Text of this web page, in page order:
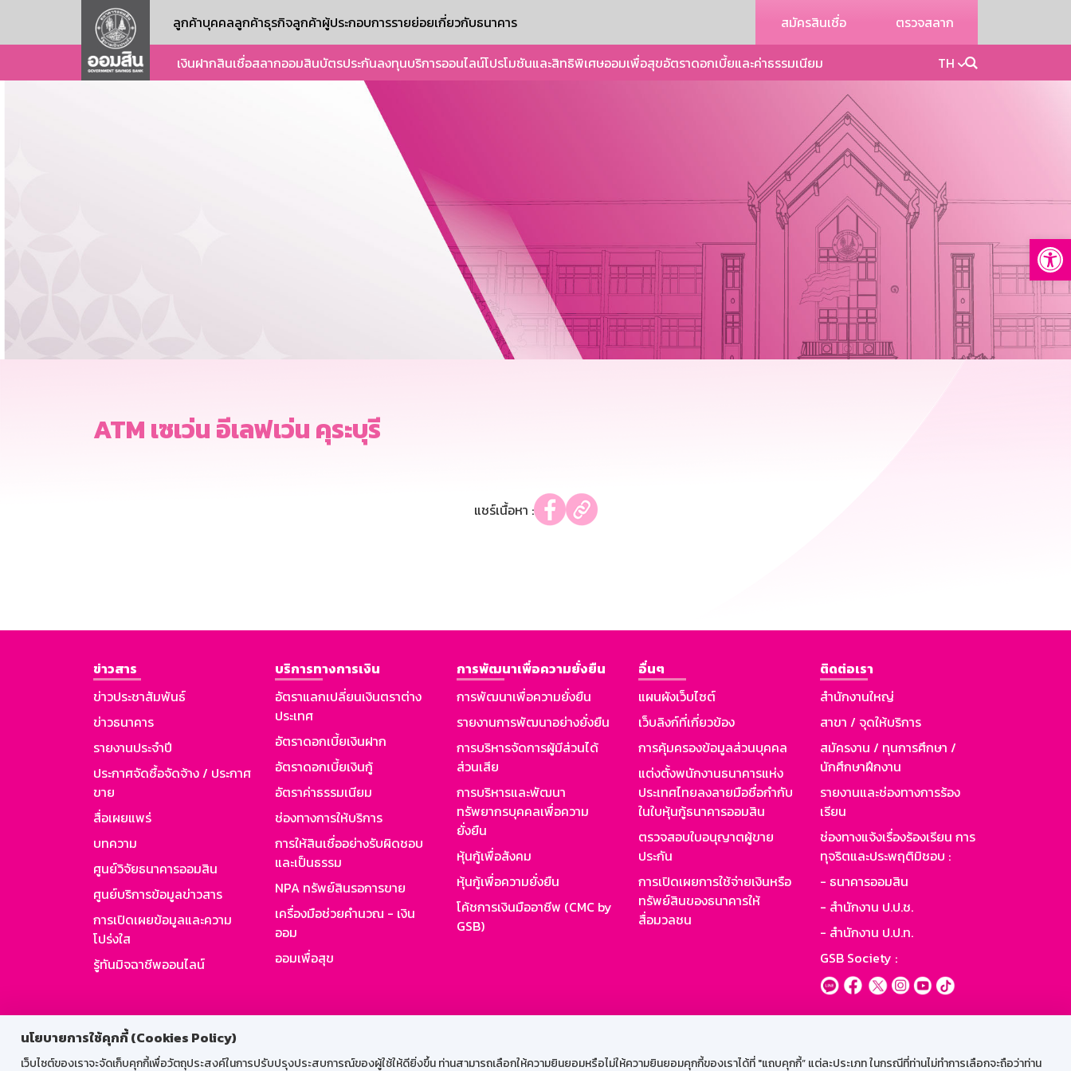
นโยบายการใช้คุกกี้ (Cookies Policy)
เว็บไซต์ของเราจะจัดเก็บคุกกี้เพื่อวัตถุประสงค์ในการปรับปรุงประสบการณ์ของผู้ใช้ให้ดียิ่งขึ้น ท่านสามารถเลือกให้ความยินยอมหรือไม่ให้ความยินยอมคุกกี้ของเราได้ที่ "แถบคุกกี้” แต่ละประเภท ในกรณีที่ท่านไม่ทำการเลือกจะถือว่าท่าน
ลูกค้าบุคคลลูกค้าธุรกิจลูกค้าผู้ประกอบการรายย่อยเกี่ยวกับธนาคาร สมัครสินเชื่อ ตรวจสลาก
เงินฝากสินเชื่อสลากออมสินบัตรประกันลงทุนบริการออนไลน์โปรโมชันและสิทธิพิเศษออมเพื่อสุขอัตราดอกเบี้ยและค่าธรรมเนียม TH
ATM เซเว่น อีเลฟเว่น คุระบุรี
แชร์เนื้อหา :
ข่าวสาร
ข่าวประชาสัมพันธ์
ข่าวธนาคาร
รายงานประจำปี
ประกาศจัดซื้อจัดจ้าง / ประกาศ
ขาย
สื่อเผยแพร่
บทความ
ศูนย์วิจัยธนาคารออมสิน
ศูนย์บริการข้อมูลข่าวสาร
การเปิดเผยข้อมูลและความ
โปร่งใส
รู้ทันมิจฉาชีพออนไลน์
บริการทางการเงิน
อัตราแลกเปลี่ยนเงินตราต่าง
ประเทศ
อัตราดอกเบี้ยเงินฝาก
อัตราดอกเบี้ยเงินกู้
อัตราค่าธรรมเนียม
ช่องทางการให้บริการ
การให้สินเชื่ออย่างรับผิดชอบ
และเป็นธรรม
NPA ทรัพย์สินรอการขาย
เครื่องมือช่วยคำนวณ - เงิน
ออม
ออมเพื่อสุข
การพัฒนาเพื่อความยั่งยืน
การพัฒนาเพื่อความยั่งยืน
รายงานการพัฒนาอย่างยั่งยืน
การบริหารจัดการผู้มีส่วนได้
ส่วนเสีย
การบริหารและพัฒนา
ทรัพยากรบุคคลเพื่อความ
ยั่งยืน
หุ้นกู้เพื่อสังคม
หุ้นกู้เพื่อความยั่งยืน
โค้ชการเงินมืออาชีพ (CMC by
GSB)
อื่นๆ
แผนผังเว็บไซต์
เว็บลิงก์ที่เกี่ยวข้อง
การคุ้มครองข้อมูลส่วนบุคคล
แต่งตั้งพนักงานธนาคารแห่ง
ประเทศไทยลงลายมือชื่อกำกับ
ในใบหุ้นกู้ธนาคารออมสิน
ตรวจสอบใบอนุญาตผู้ขาย
ประกัน
การเปิดเผยการใช้จ่ายเงินหรือ
ทรัพย์สินของธนาคารให้
สื่อมวลชน
ติดต่อเรา
สำนักงานใหญ่
สาขา / จุดให้บริการ
สมัครงาน / ทุนการศึกษา /
นักศึกษาฝึกงาน
รายงานและช่องทางการร้อง
เรียน
ช่องทางแจ้งเรื่องร้องเรียน การ
ทุจริตและประพฤติมิชอบ :
- ธนาคารออมสิน
- สำนักงาน ป.ป.ช.
- สำนักงาน ป.ป.ท.
GSB Society :